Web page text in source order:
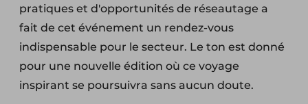
pratiques et d'opportunités de réseautage a
fait de cet événement un rendez-vous
indispensable pour le secteur. Le ton est donné
pour une nouvelle édition où ce voyage
inspirant se poursuivra sans aucun doute.